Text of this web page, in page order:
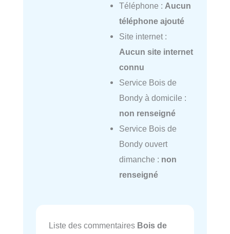
Téléphone : Aucun
téléphone ajouté
Site internet :
Aucun site internet
connu
Service Bois de
Bondy à domicile :
non renseigné
Service Bois de
Bondy ouvert
dimanche : non
renseigné
Liste des commentaires Bois de